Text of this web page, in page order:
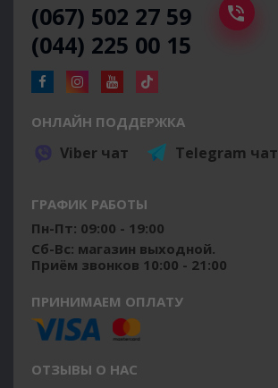
(067) 502 27 59
(044) 225 00 15
ОНЛАЙН ПОДДЕРЖКА
Viber чат Telegram чат
ГРАФИК РАБОТЫ
Пн-Пт: 09:00 - 19:00
Сб-Вс: магазин выходной.
Приём звонков 10:00 - 21:00
ПРИНИМАЕМ ОПЛАТУ
ОТЗЫВЫ О НАС